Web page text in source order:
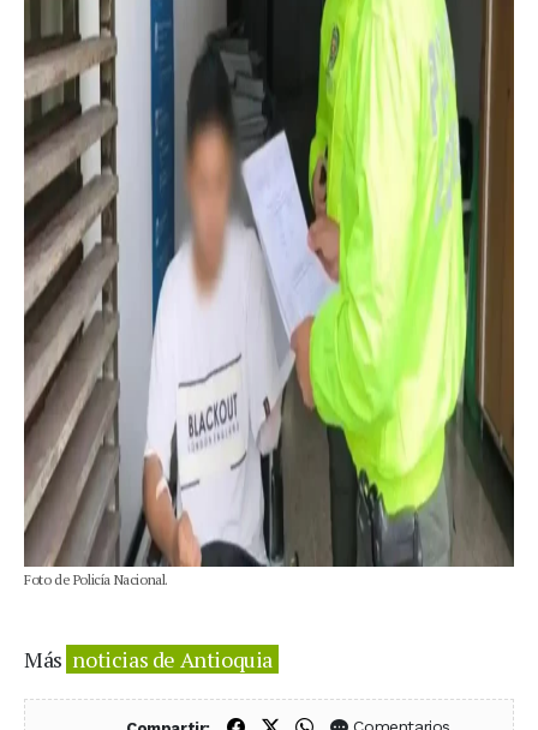
Foto de Policía Nacional.
Más noticias de Antioquia